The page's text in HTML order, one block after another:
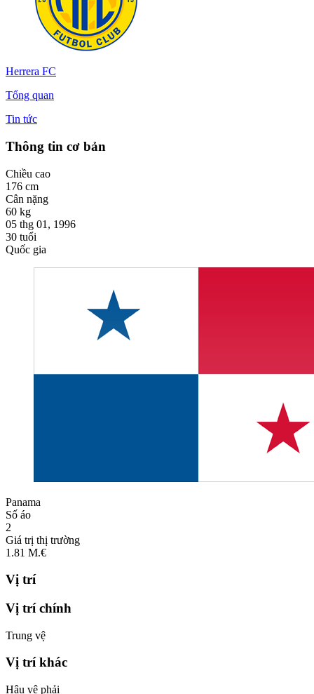
Herrera FC
Tổng quan
Tin tức
Thông tin cơ bản
Chiều cao
176 cm
Cân nặng
60 kg
05 thg 01, 1996
30 tuổi
Quốc gia
Panama
Số áo
2
Giá trị thị trường
1.81 M.€
Vị trí
Vị trí chính
Trung vệ
Vị trí khác
Hậu vệ phải